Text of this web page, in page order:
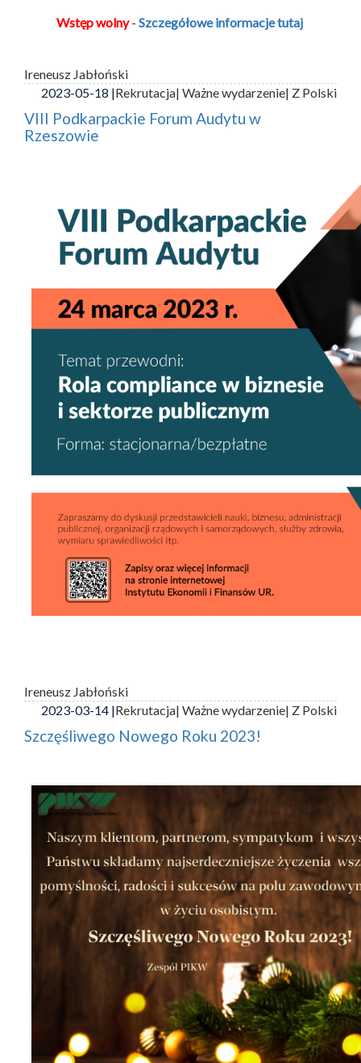
Wstęp wolny- Szczegółowe informacje tutaj
Ireneusz Jabłoński
2023-05-18 |Rekrutacja| Ważne wydarzenie| Z Polski
VIII Podkarpackie Forum Audytu w
Rzeszowie
Ireneusz Jabłoński
2023-03-14 |Rekrutacja| Ważne wydarzenie| Z Polski
Szczęśliwego Nowego Roku 2023!